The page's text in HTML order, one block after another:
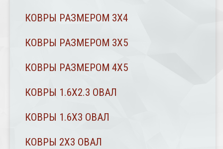
КОВРЫ РАЗМЕРОМ 3Х4
КОВРЫ РАЗМЕРОМ 3Х5
КОВРЫ РАЗМЕРОМ 4Х5
КОВРЫ 1.6Х2.3 ОВАЛ
КОВРЫ 1.6Х3 ОВАЛ
КОВРЫ 2X3 ОВАЛ